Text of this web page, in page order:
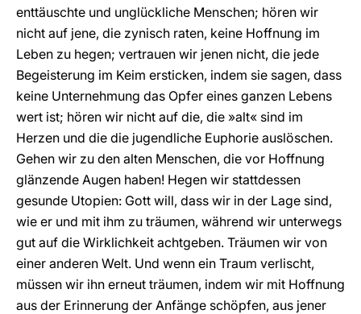
enttäuschte und unglückliche Menschen; hören wir
nicht auf jene, die zynisch raten, keine Hoffnung im
Leben zu hegen; vertrauen wir jenen nicht, die jede
Begeisterung im Keim ersticken, indem sie sagen, dass
keine Unternehmung das Opfer eines ganzen Lebens
wert ist; hören wir nicht auf die, die »alt« sind im
Herzen und die die jugendliche Euphorie auslöschen.
Gehen wir zu den alten Menschen, die vor Hoffnung
glänzende Augen haben! Hegen wir stattdessen
gesunde Utopien: Gott will, dass wir in der Lage sind,
wie er und mit ihm zu träumen, während wir unterwegs
gut auf die Wirklichkeit achtgeben. Träumen wir von
einer anderen Welt. Und wenn ein Traum verlischt,
müssen wir ihn erneut träumen, indem wir mit Hoffnung
aus der Erinnerung der Anfänge schöpfen, aus jener